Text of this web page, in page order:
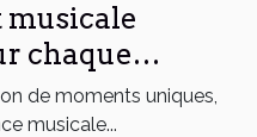
musicale
chaque
de moments uniques,
musicale...